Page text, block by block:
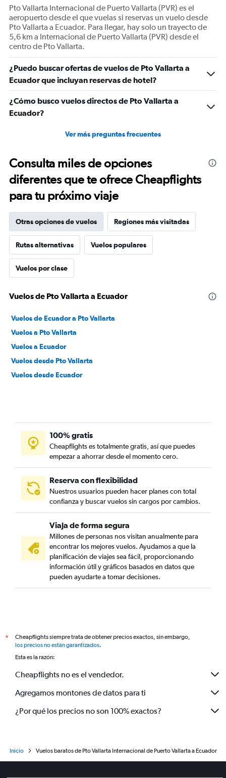
Pto Vallarta Internacional de Puerto Vallarta (PVR) es el
aeropuerto desde el que vuelas si reservas un vuelo desde
Pto Vallarta a Ecuador. Para llegar, hay solo un trayecto de
5,6 km a Internacional de Puerto Vallarta (PVR) desde el
centro de Pto Vallarta.
¿Puedo buscar ofertas de vuelos de Pto Vallarta a
Ecuador que incluyan reservas de hotel?
¿Cómo busco vuelos directos de Pto Vallarta a
Ecuador?
Ver más preguntas frecuentes
Consulta miles de opciones
diferentes que te ofrece Cheapflights
para tu próximo viaje
Otras opciones de vuelos Regiones más visitadas
Rutas alternativas Vuelos populares
Vuelos por clase
Vuelos de Pto Vallarta a Ecuador
Vuelos de Ecuador a Pto Vallarta
Vuelos a Pto Vallarta
Vuelos a Ecuador
Vuelos desde Pto Vallarta
Vuelos desde Ecuador
100% gratis
Cheapflights es totalmente gratis, así que puedes
empezar a ahorrar desde el momento cero.
Reserva con flexibilidad
Nuestros usuarios pueden hacer planes con total
confianza y buscar vuelos sin cargos por cambios.
Viaja de forma segura
Millones de personas nos visitan anualmente para
encontrar los mejores vuelos. Ayudamos a que la
planificación de viajes sea fácil, proporcionando
información útil y gráficos basados en datos que
pueden ayudarte a tomar decisiones.
*
Cheapflights siempre trata de obtener precios exactos, sin embargo,
los precios no están garantizados.
Esta es la razón:
Cheapflights no es el vendedor.
Agregamos montones de datos para ti
¿Por qué los precios no son 100% exactos?
Inicio Vuelos baratos de Pto Vallarta Internacional de Puerto Vallarta a Ecuador